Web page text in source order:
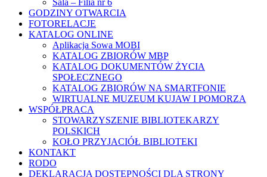
Sala – Filia nr 6
GODZINY OTWARCIA
FOTORELACJE
KATALOG ONLINE
Aplikacja Sowa MOBI
KATALOG ZBIORÓW MBP
KATALOG DOKUMENTÓW ŻYCIA
SPOŁECZNEGO
KATALOG ZBIORÓW NA SMARTFONIE
WIRTUALNE MUZEUM KUJAW I POMORZA
WSPÓŁPRACA
STOWARZYSZENIE BIBLIOTEKARZY
POLSKICH
KOŁO PRZYJACIÓŁ BIBLIOTEKI
KONTAKT
RODO
DEKLARACJA DOSTĘPNOŚCI DLA STRONY